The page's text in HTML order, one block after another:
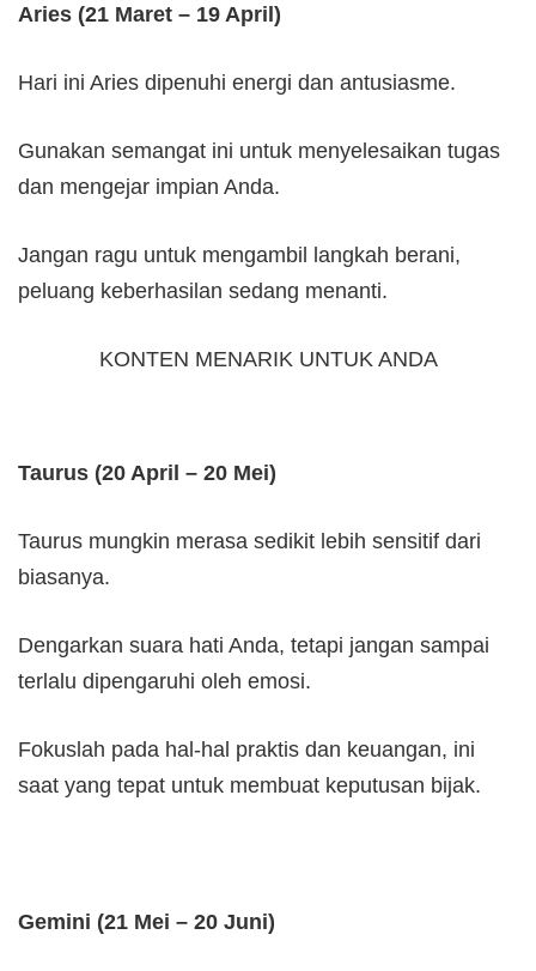
Aries (21 Maret – 19 April)
Hari ini Aries dipenuhi energi dan antusiasme.
Gunakan semangat ini untuk menyelesaikan tugas
dan mengejar impian Anda.
Jangan ragu untuk mengambil langkah berani,
peluang keberhasilan sedang menanti.
KONTEN MENARIK UNTUK ANDA
Taurus (20 April – 20 Mei)
Taurus mungkin merasa sedikit lebih sensitif dari
biasanya.
Dengarkan suara hati Anda, tetapi jangan sampai
terlalu dipengaruhi oleh emosi.
Fokuslah pada hal-hal praktis dan keuangan, ini
saat yang tepat untuk membuat keputusan bijak.
Gemini (21 Mei – 20 Juni)